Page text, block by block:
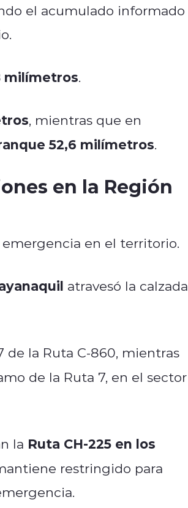
el acumulado informado
milímetros.
, mientras que en
52,6 milímetros.
en la Región
emergencia en el territorio.
atravesó la calzada
de la Ruta C-860, mientras
de la Ruta 7, en el sector
la Ruta CH-225 en los
restringido para